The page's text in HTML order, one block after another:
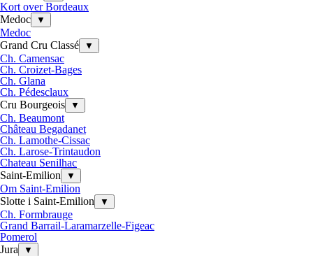
Kort over Bordeaux
Medoc
▼
Medoc
Grand Cru Classé
▼
Ch. Camensac
Ch. Croizet-Bages
Ch. Glana
Ch. Pédesclaux
Cru Bourgeois
▼
Ch. Beaumont
Château Begadanet
Ch. Lamothe-Cissac
Ch. Larose-Trintaudon
Chateau Senilhac
Saint-Emilion
▼
Om Saint-Emilion
Slotte i Saint-Emilion
▼
Ch. Formbrauge
Grand Barrail-Laramarzelle-Figeac
Pomerol
Jura
▼